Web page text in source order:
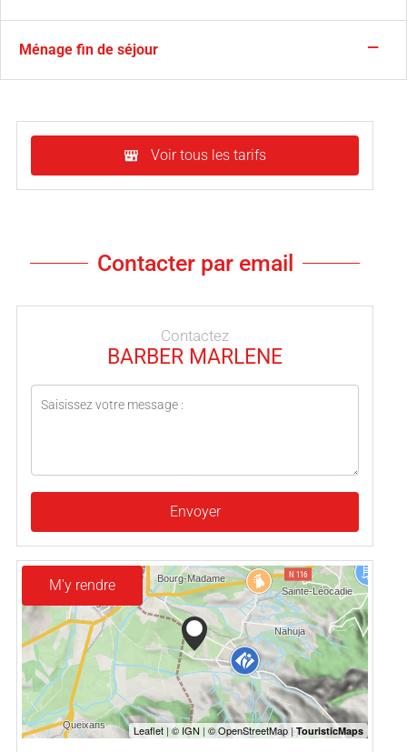
Ménage fin de séjour —
Voir tous les tarifs
Contacter par email
Contactez
BARBER MARLENE
Envoyer
M'y rendre